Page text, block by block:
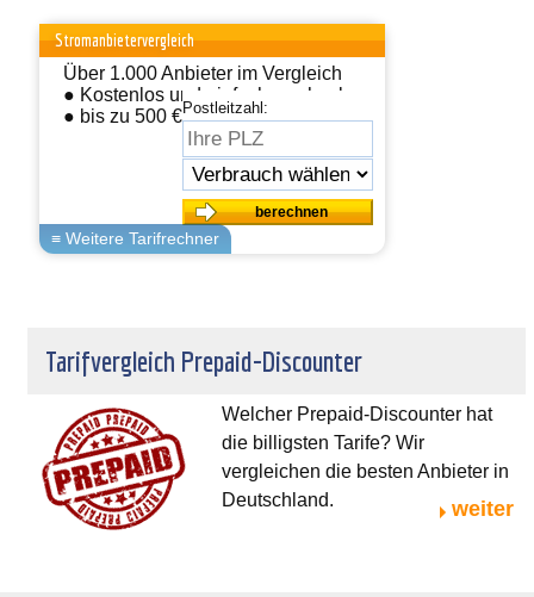
Stromanbietervergleich
Über 1.000 Anbieter im Vergleich
● Kostenlos und einfach wechseln
● bis zu 500 € sparen
Postleitzahl:
Tarifvergleich Prepaid-Discounter
Welcher Prepaid-Discounter hat
die billigsten Tarife? Wir
vergleichen die besten Anbieter in
Deutschland.
weiter